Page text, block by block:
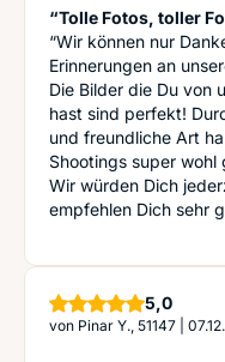
“Tolle Fotos, toller
“Wir können nur
Erinnerungen an
Die Bilder die Du von
hast sind perfekt!
und freundliche Art
Shootings super wohl
Wir würden Dich
empfehlen Dich sehr
5,0Sterne
von Pinar Y., 51147